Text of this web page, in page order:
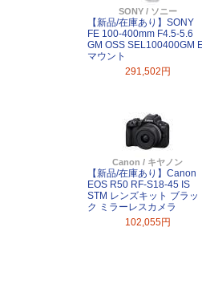
SONY / ソニー
【新品/在庫あり】SONY
FE 100-400mm F4.5-5.6
GM OSS SEL100400GM
マウント
291,502円
Canon / キヤノン
【新品/在庫あり】Canon
EOS R50 RF-S18-45 IS
STM レンズキット ブラッ
ク ミラーレスカメラ
102,055円